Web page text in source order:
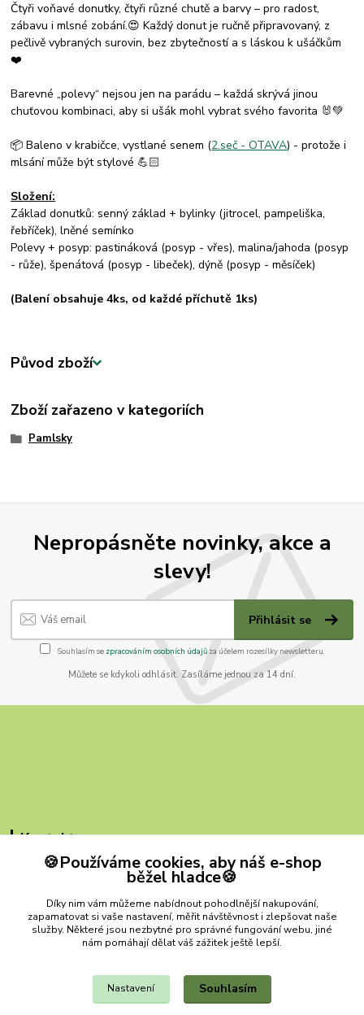
Čtyři voňavé donutky, čtyři různé chutě a barvy – pro radost,
zábavu i mlsné zobání.😍 Každý donut je ručně připravovaný, z
pečlivě vybraných surovin, bez zbytečností a s láskou k ušáčkům
❤️
Barevné „polevy“ nejsou jen na parádu – každá skrývá jinou
chuťovou kombinaci, aby si ušák mohl vybrat svého favorita 🐰💚
📦 Baleno v krabičce, vystlané senem (2.seč - OTAVA) - protože i
mlsání může být stylové 💪🏻
Složení:
Základ donutků: senný základ + bylinky (jitrocel, pampeliška,
řebříček), lněné semínko
Polevy + posyp: pastináková (posyp - vřes), malina/jahoda (posyp
- růže), špenátová (posyp - libeček), dýně (posyp - měsíček)
(Balení obsahuje 4ks, od každé příchutě 1ks)
Původ zboží
Zboží zařazeno v kategoriích
Pamlsky
Nepropásněte novinky, akce a
slevy!
Přihlásit se
Souhlasím se zpracováním osobních údajůza účelem rozesílky newsletteru.
Můžete se kdykoli odhlásit. Zasíláme jednou za 14 dní.
Kontakty
ZB MILVI
+420 607 419 780
(Po-Pá, 9-15 hod.)
zbmilvi@email.cz
🍪Používáme cookies, aby náš e-shop
běžel hladce🍪
Díky nim vám můžeme nabídnout pohodlnější nakupování,
zapamatovat si vaše nastavení, měřit návštěvnost i zlepšovat naše
služby. Některé jsou nezbytné pro správné fungování webu, jiné
nám pomáhají dělat váš zážitek ještě lepší.
Nastavení Souhlasím